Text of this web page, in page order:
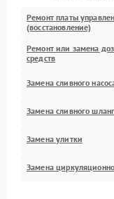
Ремонт платы
(восстановление)
Ремонт или замена
средств
Замена сливного
Замена сливного
Замена улитки
Замена